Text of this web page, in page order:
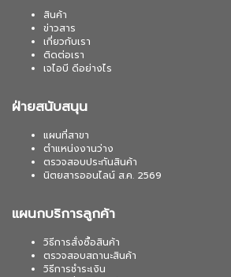
สินค้า
ข่าวสาร
เกี่ยวกับเรา
ติดต่อเรา
เจไอบี ดีอย่างไร
ฝ่ายสนับสนุน
แผนที่สาขา
ตำแหน่งงานว่าง
ตรวจสอบประกันสินค้า
นิตยสารออนไลน์ ส.ค. 2569
แผนกบริการลูกค้า
วิธีการสั่งซื้อสินค้า
ตรวจสอบสถานะสินค้า
วิธีการชำระเงิน